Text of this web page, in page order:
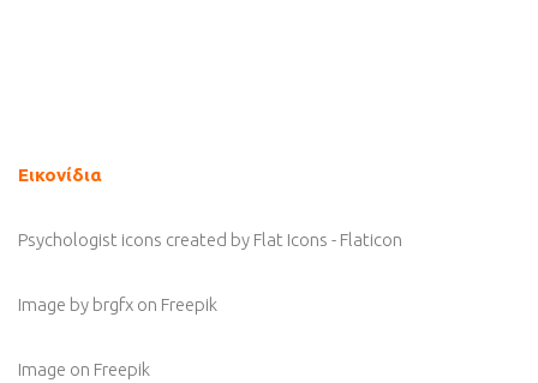
Εικονίδια
Psychologist icons created by Flat Icons - Flaticon
Image by brgfx on Freepik
Image on Freepik